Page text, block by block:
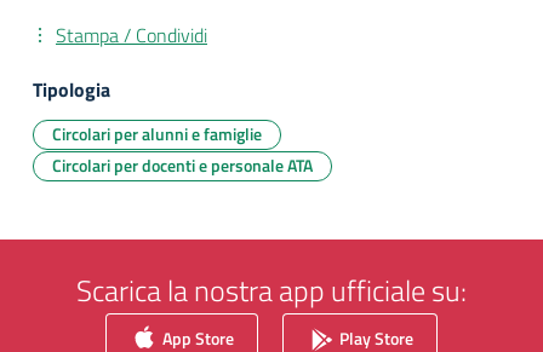
Stampa / Condividi
Tipologia
Circolari per alunni e famiglie
Circolari per docenti e personale ATA
Scarica la nostra app ufficiale su:
App Store Play Store